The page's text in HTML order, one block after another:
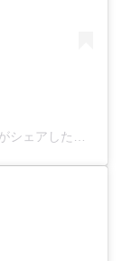
Netflix Japan | ネットフリックス(@netflixjp)がシェアした投稿